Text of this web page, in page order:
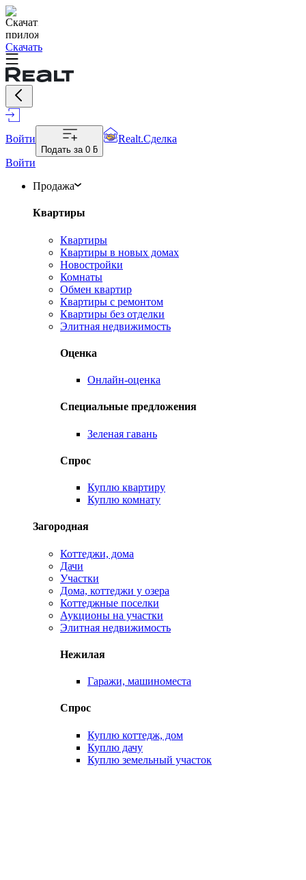
Скачать
Войти
Подать за 0 ƃ
Realt.Сделка
Войти
Продажа
Квартиры
Квартиры
Квартиры в новых домах
Новостройки
Комнаты
Обмен квартир
Квартиры с ремонтом
Квартиры без отделки
Элитная недвижимость
Оценка
Онлайн-оценка
Специальные предложения
Зеленая гавань
Спрос
Куплю квартиру
Куплю комнату
Загородная
Коттеджи, дома
Дачи
Участки
Дома, коттеджи у озера
Коттеджные поселки
Аукционы на участки
Элитная недвижимость
Нежилая
Гаражи, машиноместа
Спрос
Куплю коттедж, дом
Куплю дачу
Куплю земельный участок